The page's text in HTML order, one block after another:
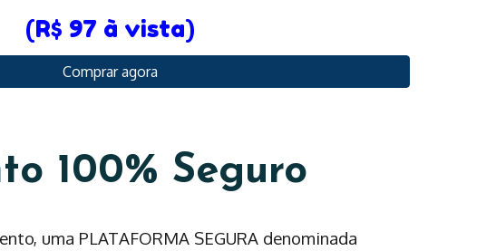
(R$ 97 à vista)
Comprar agora
100% Seguro
uma PLATAFORMA SEGURA denominada